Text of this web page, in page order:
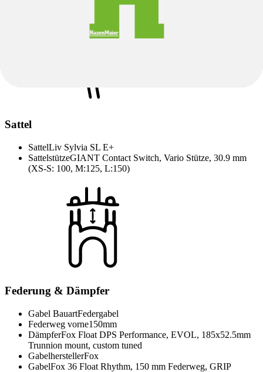
Sattel
SattelLiv Sylvia SL E+
SattelstützeGIANT Contact Switch, Vario Stütze, 30.9 mm
(XS-S: 100, M:125, L:150)
Federung & Dämpfer
Gabel BauartFedergabel
Federweg vorne150mm
DämpferFox Float DPS Performance, EVOL, 185x52.5mm
Trunnion mount, custom tuned
GabelherstellerFox
GabelFox 36 Float Rhythm, 150 mm Federweg, GRIP